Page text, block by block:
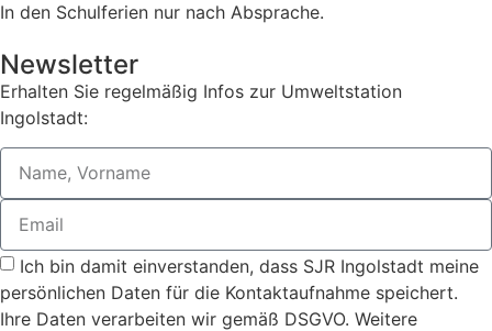
In den Schulferien nur nach Absprache.
Newsletter
Erhalten Sie regelmäßig Infos zur Umweltstation
Ingolstadt:
Ich bin damit einverstanden, dass SJR Ingolstadt meine
persönlichen Daten für die Kontaktaufnahme speichert.
Ihre Daten verarbeiten wir gemäß DSGVO. Weitere